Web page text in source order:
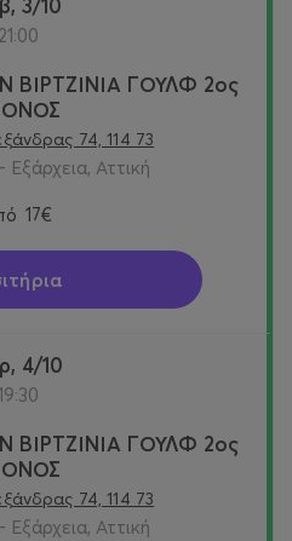
3/10
21:00
ΓΟΥΛΦ 2ος
74, 114 73
Αττική
17€
4/10
19:30
ΓΟΥΛΦ 2ος
74, 114 73
Αττική